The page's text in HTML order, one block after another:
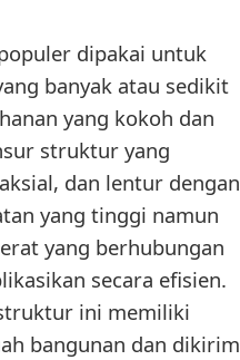
dipakai untuk
banyak atau sedikit
yang kokoh dan
struktur yang
dan lentur dengan
yang tinggi namun
yang berhubungan
secara efisien.
ini memiliki
bangunan dan dikirim